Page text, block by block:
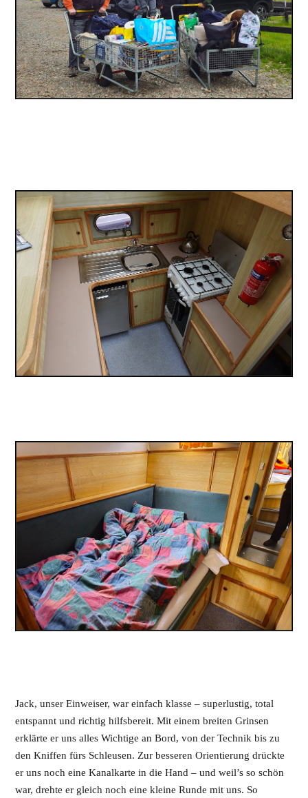
Jack, unser Einweiser, war einfach klasse – superlustig, total
entspannt und richtig hilfsbereit. Mit einem breiten Grinsen
erklärte er uns alles Wichtige an Bord, von der Technik bis zu
den Kniffen fürs Schleusen. Zur besseren Orientierung drückte
er uns noch eine Kanalkarte in die Hand – und weil’s so schön
war, drehte er gleich noch eine kleine Runde mit uns. So